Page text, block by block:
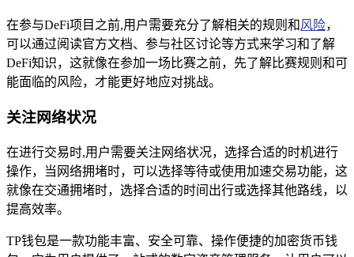
在参与DeFi项目之前,用户需要充分了解相关的规则和风险，
可以通过阅读官方文档、参与社区讨论等方式来学习和了解
DeFi知识，这就像在参加一场比赛之前，先了解比赛规则和可
能面临的风险，才能更好地应对挑战。
关注网络状况
在进行交易时,用户需要关注网络状况，选择合适的时机进行
操作，当网络拥堵时，可以选择等待或使用加速交易功能，这
就像在交通拥堵时，选择合适的时间出行或选择其他路线，以
提高效率。
TP钱包是一款功能丰富、安全可靠、操作便捷的加密货币钱